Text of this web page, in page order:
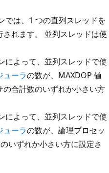
では、1 つの直列スレッドを
れます。 並列スレッドは使
によって、並列スレッドで使
ューラの数が、MAXDOP 値
の合計数のいずれか小さい方
によって、並列スレッドで使
ューラの数が、論理プロセッ
いずれか小さい方に設定さ